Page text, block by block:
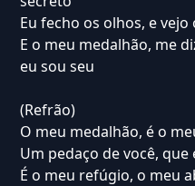
Eu fecho os olhos, e
E o meu medalhão, me
eu sou seu
(Refrão)
O meu medalhão, é o
Um pedaço de você,
É o meu refúgio, o meu